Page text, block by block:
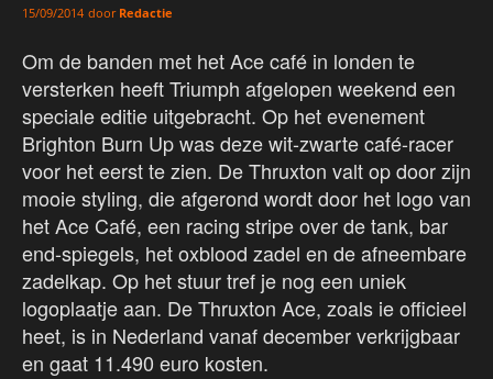
15/09/2014 door Redactie
Om de banden met het Ace café in londen te
versterken heeft Triumph afgelopen weekend een
speciale editie uitgebracht. Op het evenement
Brighton Burn Up was deze wit-zwarte café-racer
voor het eerst te zien. De Thruxton valt op door zijn
mooie styling, die afgerond wordt door het logo van
het Ace Café, een racing stripe over de tank, bar
end-spiegels, het oxblood zadel en de afneembare
zadelkap. Op het stuur tref je nog een uniek
logoplaatje aan. De Thruxton Ace, zoals ie officieel
heet, is in Nederland vanaf december verkrijgbaar
en gaat 11.490 euro kosten.